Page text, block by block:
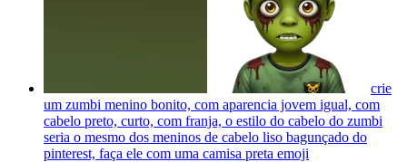
crie
um zumbi menino bonito, com aparencia jovem igual, com
cabelo preto, curto, com franja, o estilo do cabelo do zumbi
seria o mesmo dos meninos de cabelo liso bagunçado do
pinterest, faça ele com uma camisa preta emoji